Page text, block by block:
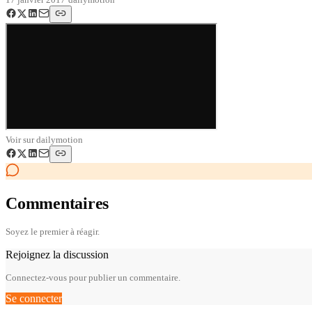
Voir surdailymotion
Commentaires
Soyez le premier à réagir.
Rejoignez la discussion
Connectez-vous pour publier un commentaire.
Se connecter